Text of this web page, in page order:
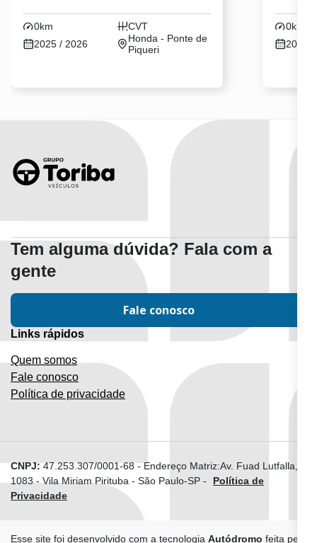
0km
CVT
2025 / 2026
Honda - Ponte de
Piqueri
0km
2026 /
Tem alguma dúvida? Fala com a
gente
Fale conosco
Links rápidos
Quem somos
Fale conosco
Política de privacidade
CNPJ:47.253.307/0001-68-Endereço Matriz:Av. Fuad Lutfalla,
1083 - Vila Miriam Pirituba - São Paulo-SP -
Política de
Privacidade
Esse site foi desenvolvido com a tecnologia Autódromo feita pela